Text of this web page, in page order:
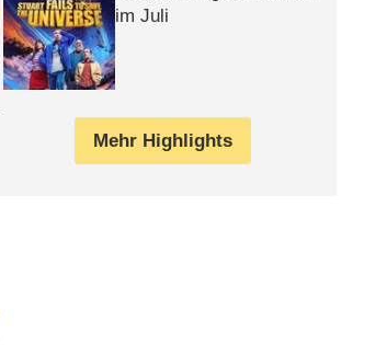
im Juli
Mehr Highlights